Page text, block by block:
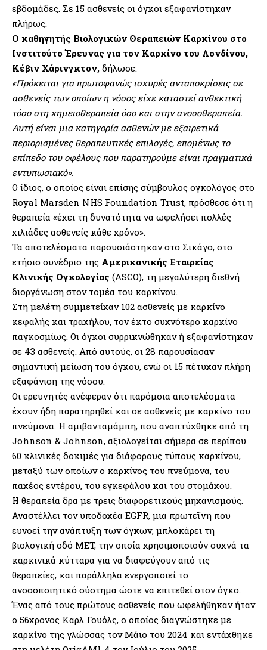
εβδομάδες. Σε 15 ασθενείς οι όγκοι εξαφανίστηκαν
πλήρως.
Ο καθηγητής Βιολογικών Θεραπειών Καρκίνου στο
Ινστιτούτο Έρευνας για τον Καρκίνο του Λονδίνου,
Κέβιν Χάρινγκτον, δήλωσε:
«Πρόκειται για πρωτοφανώς ισχυρές ανταποκρίσεις σε
ασθενείς των οποίων η νόσος είχε καταστεί ανθεκτική
τόσο στη χημειοθεραπεία όσο και στην ανοσοθεραπεία.
Αυτή είναι μια κατηγορία ασθενών με εξαιρετικά
περιορισμένες θεραπευτικές επιλογές, επομένως το
επίπεδο του οφέλους που παρατηρούμε είναι πραγματικά
εντυπωσιακό».
Ο ίδιος, ο οποίος είναι επίσης σύμβουλος ογκολόγος στο
Royal Marsden NHS Foundation Trust, πρόσθεσε ότι η
θεραπεία «έχει τη δυνατότητα να ωφελήσει πολλές
χιλιάδες ασθενείς κάθε χρόνο».
Τα αποτελέσματα παρουσιάστηκαν στο Σικάγο, στο
ετήσιο συνέδριο της Αμερικανικής Εταιρείας
Κλινικής Ογκολογίας (ASCO), τη μεγαλύτερη διεθνή
διοργάνωση στον τομέα του καρκίνου.
Στη μελέτη συμμετείχαν 102 ασθενείς με καρκίνο
κεφαλής και τραχήλου, τον έκτο συχνότερο καρκίνο
παγκοσμίως. Οι όγκοι συρρικνώθηκαν ή εξαφανίστηκαν
σε 43 ασθενείς. Από αυτούς, οι 28 παρουσίασαν
σημαντική μείωση του όγκου, ενώ οι 15 πέτυχαν πλήρη
εξαφάνιση της νόσου.
Οι ερευνητές ανέφεραν ότι παρόμοια αποτελέσματα
έχουν ήδη παρατηρηθεί και σε ασθενείς με καρκίνο του
πνεύμονα. Η αμιβανταμάμπη, που αναπτύχθηκε από τη
Johnson & Johnson, αξιολογείται σήμερα σε περίπου
60 κλινικές δοκιμές για διάφορους τύπους καρκίνου,
μεταξύ των οποίων ο καρκίνος του πνεύμονα, του
παχέος εντέρου, του εγκεφάλου και του στομάχου.
Η θεραπεία δρα με τρεις διαφορετικούς μηχανισμούς.
Αναστέλλει τον υποδοχέα EGFR, μια πρωτεΐνη που
ευνοεί την ανάπτυξη των όγκων, μπλοκάρει τη
βιολογική οδό MET, την οποία χρησιμοποιούν συχνά τα
καρκινικά κύτταρα για να διαφεύγουν από τις
θεραπείες, και παράλληλα ενεργοποιεί το
ανοσοποιητικό σύστημα ώστε να επιτεθεί στον όγκο.
Ένας από τους πρώτους ασθενείς που ωφελήθηκαν ήταν
ο 56χρονος Καρλ Γουόλς, ο οποίος διαγνώστηκε με
καρκίνο της γλώσσας τον Μάιο του 2024 και εντάχθηκε